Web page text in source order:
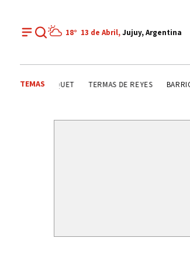
18° 13 de Abril,Jujuy, Argentina
TEMAS
HOMBRES Y MUJERES QUE HICIERON HISTORIA